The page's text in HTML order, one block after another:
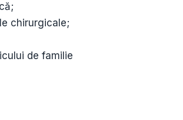
chirurgicale;
de familie